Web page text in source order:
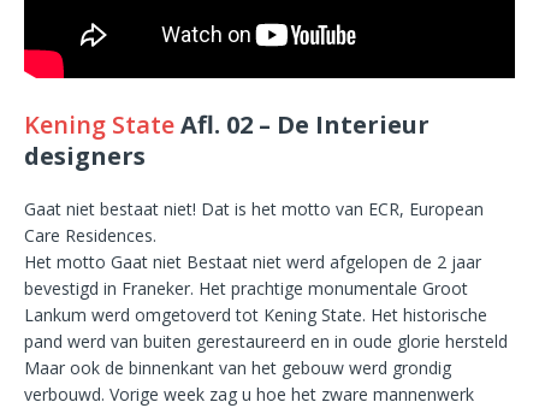
Kening StateAfl. 02 – De Interieur
designers
Gaat niet bestaat niet! Dat is het motto van ECR, European
Care Residences.
Het motto Gaat niet Bestaat niet werd afgelopen de 2 jaar
bevestigd in Franeker. Het prachtige monumentale Groot
Lankum werd omgetoverd tot Kening State. Het historische
pand werd van buiten gerestaureerd en in oude glorie hersteld
Maar ook de binnenkant van het gebouw werd grondig
verbouwd. Vorige week zag u hoe het zware mannenwerk